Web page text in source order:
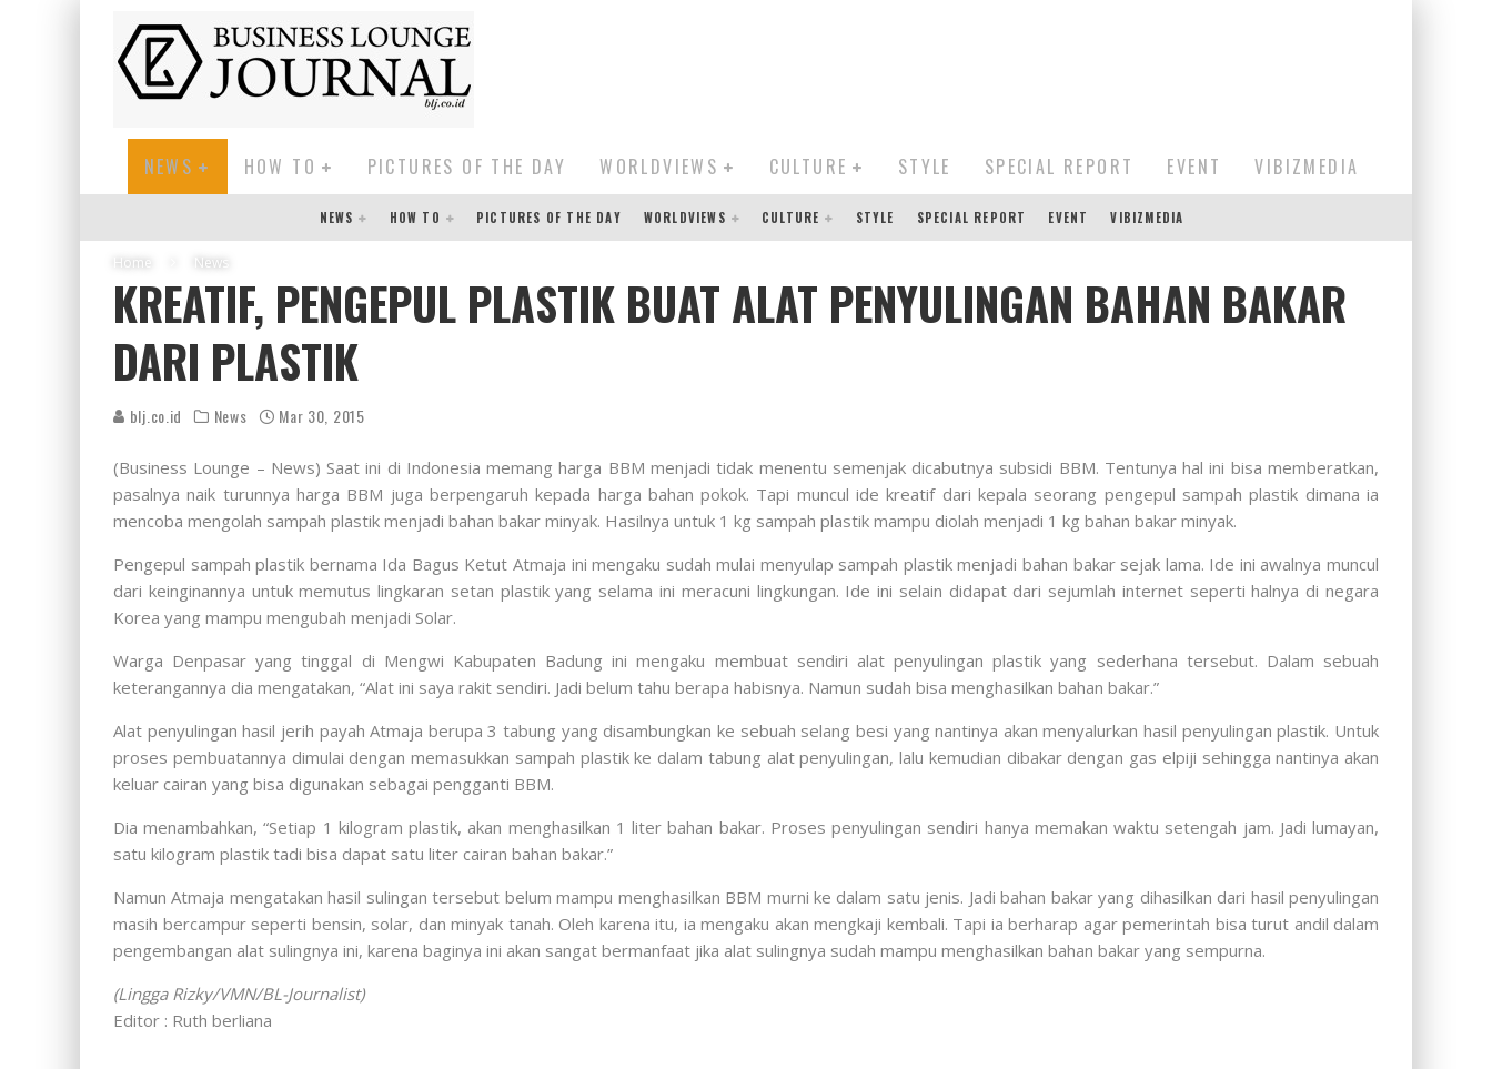
NEWS HOW TO PICTURES OF THE DAY WORLDVIEWS CULTURE STYLE SPECIAL REPORT EVENT VIBIZMEDIA
NEWS HOW TO PICTURES OF THE DAY WORLDVIEWS CULTURE STYLE SPECIAL REPORT EVENT VIBIZMEDIA
Home News
KREATIF, PENGEPUL PLASTIK BUAT ALAT PENYULINGAN BAHAN BAKAR
DARI PLASTIK
blj.co.id News Mar 30, 2015
(Business Lounge – News) Saat ini di Indonesia memang harga BBM menjadi tidak menentu semenjak dicabutnya subsidi BBM. Tentunya hal ini bisa memberatkan,
pasalnya naik turunnya harga BBM juga berpengaruh kepada harga bahan pokok. Tapi muncul ide kreatif dari kepala seorang pengepul sampah plastik dimana ia
mencoba mengolah sampah plastik menjadi bahan bakar minyak. Hasilnya untuk 1 kg sampah plastik mampu diolah menjadi 1 kg bahan bakar minyak.
Pengepul sampah plastik bernama Ida Bagus Ketut Atmaja ini mengaku sudah mulai menyulap sampah plastik menjadi bahan bakar sejak lama. Ide ini awalnya muncul
dari keinginannya untuk memutus lingkaran setan plastik yang selama ini meracuni lingkungan. Ide ini selain didapat dari sejumlah internet seperti halnya di negara
Korea yang mampu mengubah menjadi Solar.
Warga Denpasar yang tinggal di Mengwi Kabupaten Badung ini mengaku membuat sendiri alat penyulingan plastik yang sederhana tersebut. Dalam sebuah
keterangannya dia mengatakan, “Alat ini saya rakit sendiri. Jadi belum tahu berapa habisnya. Namun sudah bisa menghasilkan bahan bakar.”
Alat penyulingan hasil jerih payah Atmaja berupa 3 tabung yang disambungkan ke sebuah selang besi yang nantinya akan menyalurkan hasil penyulingan plastik. Untuk
proses pembuatannya dimulai dengan memasukkan sampah plastik ke dalam tabung alat penyulingan, lalu kemudian dibakar dengan gas elpiji sehingga nantinya akan
keluar cairan yang bisa digunakan sebagai pengganti BBM.
Dia menambahkan, “Setiap 1 kilogram plastik, akan menghasilkan 1 liter bahan bakar. Proses penyulingan sendiri hanya memakan waktu setengah jam. Jadi lumayan,
satu kilogram plastik tadi bisa dapat satu liter cairan bahan bakar.”
Namun Atmaja mengatakan hasil sulingan tersebut belum mampu menghasilkan BBM murni ke dalam satu jenis. Jadi bahan bakar yang dihasilkan dari hasil penyulingan
masih bercampur seperti bensin, solar, dan minyak tanah. Oleh karena itu, ia mengaku akan mengkaji kembali. Tapi ia berharap agar pemerintah bisa turut andil dalam
pengembangan alat sulingnya ini, karena baginya ini akan sangat bermanfaat jika alat sulingnya sudah mampu menghasilkan bahan bakar yang sempurna.
(Lingga Rizky/VMN/BL-Journalist)
Editor : Ruth berliana